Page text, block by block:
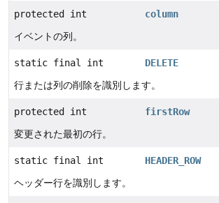
protected int
column
イベントの列。
static final int
DELETE
行または列の削除を識別します。
protected int
firstRow
変更された最初の行。
static final int
HEADER_ROW
ヘッダー行を識別します。